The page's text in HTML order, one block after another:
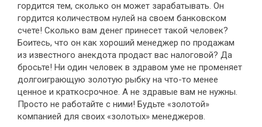
гордится тем, сколько он может зарабатывать. Он
гордится количеством нулей на своем банковском
счете! Сколько вам денег принесет такой человек?
Боитесь, что он как хороший менеджер по продажам
из известного анекдота продаст вас налоговой? Да
бросьте! Ни один человек в здравом уме не променяет
долгоиграющую золотую рыбку на что-то менее
ценное и краткосрочное. А не здравые вам не нужны.
Просто не работайте с ними! Будьте «золотой»
компанией для своих «золотых» менеджеров.